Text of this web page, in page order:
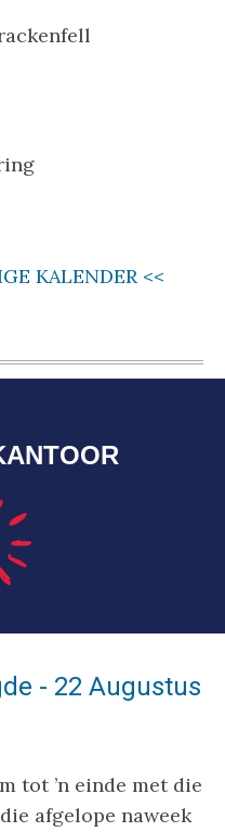
KALENDER <<
- 22 Augustus
tot ’n einde met die
afgelope naweek